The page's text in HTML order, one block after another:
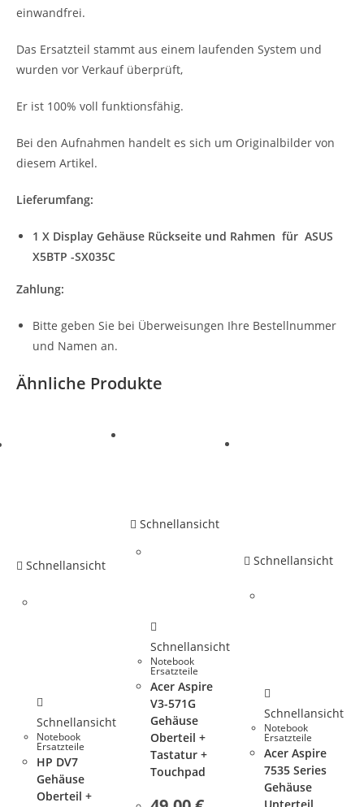
einwandfrei.
Das Ersatzteil stammt aus einem laufenden System und
wurden vor Verkauf überprüft,
Er ist 100% voll funktionsfähig.
Bei den Aufnahmen handelt es sich um Originalbilder von
diesem Artikel.
Lieferumfang:
1 X Display Gehäuse Rückseite und Rahmen für ASUS
X5BTP -SX035C
Zahlung:
Bitte geben Sie bei Überweisungen Ihre Bestellnummer
und Namen an.
Ähnliche Produkte
Schnellansicht
Schnellansicht
Notebook
Ersatzteile
HP DV7
Gehäuse
Oberteil +
Schnellansicht
Schnellansicht
Notebook
Ersatzteile
Acer Aspire
V3-571G
Gehäuse
Oberteil +
Tastatur +
Touchpad
Schnellansicht
Schnellansicht
Notebook
Ersatzteile
Acer Aspire
7535 Series
Gehäuse
Unterteil